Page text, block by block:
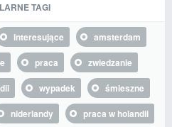
TAGI
interesujące
amsterdam
praca
zwiedzanie
wypadek
śmieszne
niderlandy
praca w holandii